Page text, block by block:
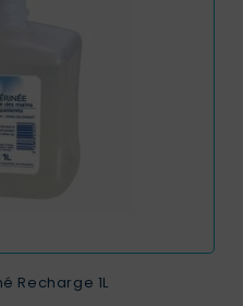
Recharge 1L